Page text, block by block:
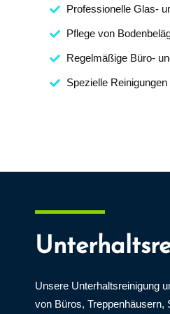
Professionelle Glas-
Pflege von
Regelmäßige Büro-
Spezielle
Unsere Unterhaltsreinigung
von Büros, Treppenhäusern,